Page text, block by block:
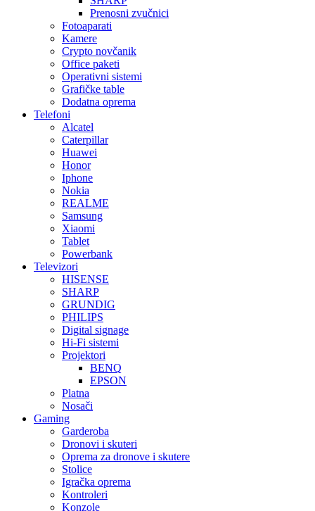
Prenosni zvučnici
Fotoaparati
Kamere
Crypto novčanik
Office paketi
Operativni sistemi
Grafičke table
Dodatna oprema
Telefoni
Alcatel
Caterpillar
Huawei
Honor
Iphone
Nokia
REALME
Samsung
Xiaomi
Tablet
Powerbank
Televizori
HISENSE
SHARP
GRUNDIG
PHILIPS
Digital signage
Hi-Fi sistemi
Projektori
BENQ
EPSON
Platna
Nosači
Gaming
Garderoba
Dronovi i skuteri
Oprema za dronove i skutere
Stolice
Igračka oprema
Kontroleri
Konzole